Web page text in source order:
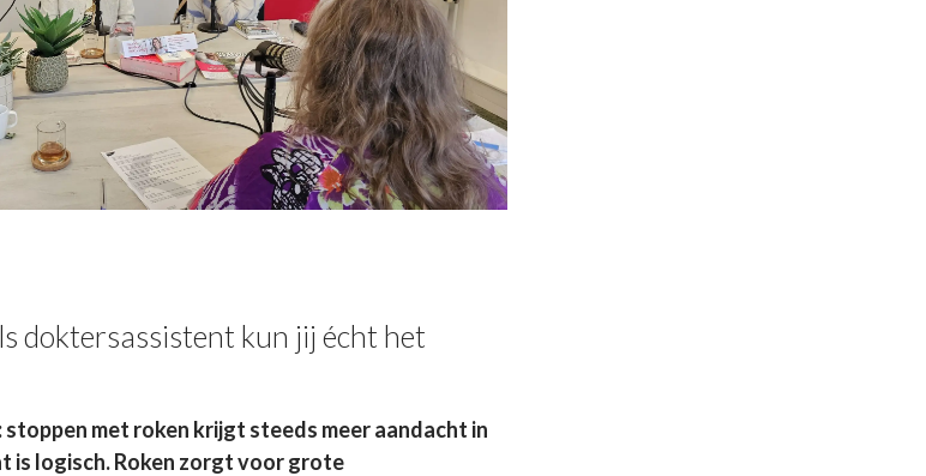
doktersassistent kun jij écht het
met roken krijgt steeds meer aandacht in
is logisch. Roken zorgt voor grote